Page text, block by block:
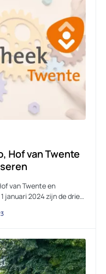
Hof van Twente
van Twente en
januari 2024 zijn de drie…